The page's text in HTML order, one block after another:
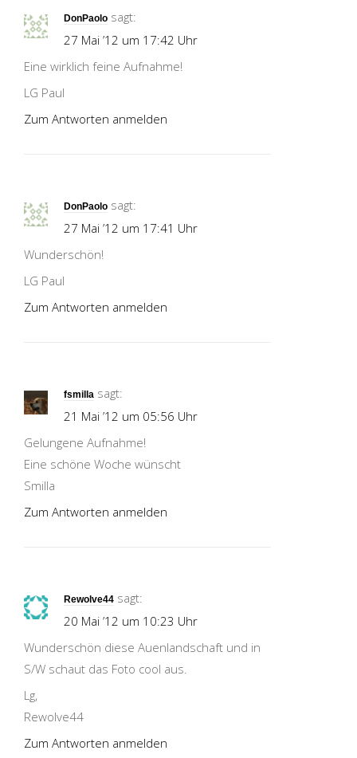
DonPaolo sagt:
27 Mai ’12 um 17:42 Uhr
Eine wirklich feine Aufnahme!
LG Paul
Zum Antworten anmelden
DonPaolo sagt:
27 Mai ’12 um 17:41 Uhr
Wunderschön!
LG Paul
Zum Antworten anmelden
fsmilla sagt:
21 Mai ’12 um 05:56 Uhr
Gelungene Aufnahme!
Eine schöne Woche wünscht
Smilla
Zum Antworten anmelden
Rewolve44 sagt:
20 Mai ’12 um 10:23 Uhr
Wunderschön diese Auenlandschaft und in
S/W schaut das Foto cool aus.
Lg,
Rewolve44
Zum Antworten anmelden